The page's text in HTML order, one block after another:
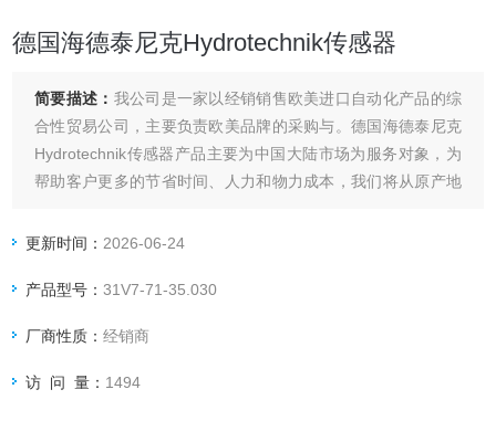
德国海德泰尼克Hydrotechnik传感器
简要描述： 我公司是一家以经销销售欧美进口自动化产品的综
合性贸易公司，主要负责欧美品牌的采购与。德国海德泰尼克
Hydrotechnik传感器产品主要为中国大陆市场为服务对象，为
帮助客户更多的节省时间、人力和物力成本，我们将从原产地
的价格优势在市场进行竞争。我们所要做的就是给客户节省成
更新时间： 2026-06-24
产品型号：31V7-71-35.030
厂商性质：经销商
访 问 量： 1494